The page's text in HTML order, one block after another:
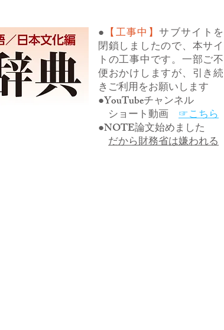
● 【工事中】サブサイトを
閉鎖しましたので、本サイ
トの工事中です。一部ご不
便おかけしますが、引き続
きご利用をお願いします
●YouTubeチャンネル
ショート動画 ☞こちら
●NOTE論文始めました
だから財務省は嫌われる